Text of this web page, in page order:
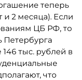
теперь
и 2 месяца). Если
ЦБ РФ, то
Петербурга
тыс. рублей в
что